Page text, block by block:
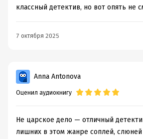
классный детектив, но вот опять не
7 октября 2025
Anna Antonova
Оценил аудиокнигу
Не царское дело — отличный
лишних в этом жанре соплей,